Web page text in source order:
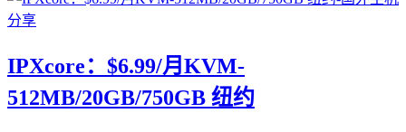
IPXcore：$6.99/月KVM-
512MB/20GB/750GB 纽约